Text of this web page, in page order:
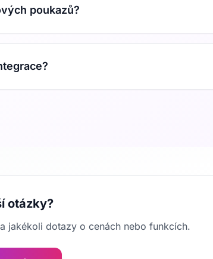
poukazů?
otázky?
jakékoli dotazy o cenách nebo funkcích.